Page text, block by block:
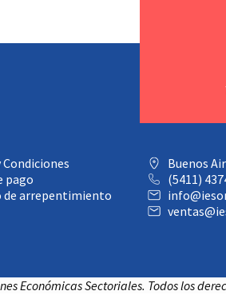
pago
de arrepentimiento
Buenos
(5411)
Económicas Sectoriales. Todos los